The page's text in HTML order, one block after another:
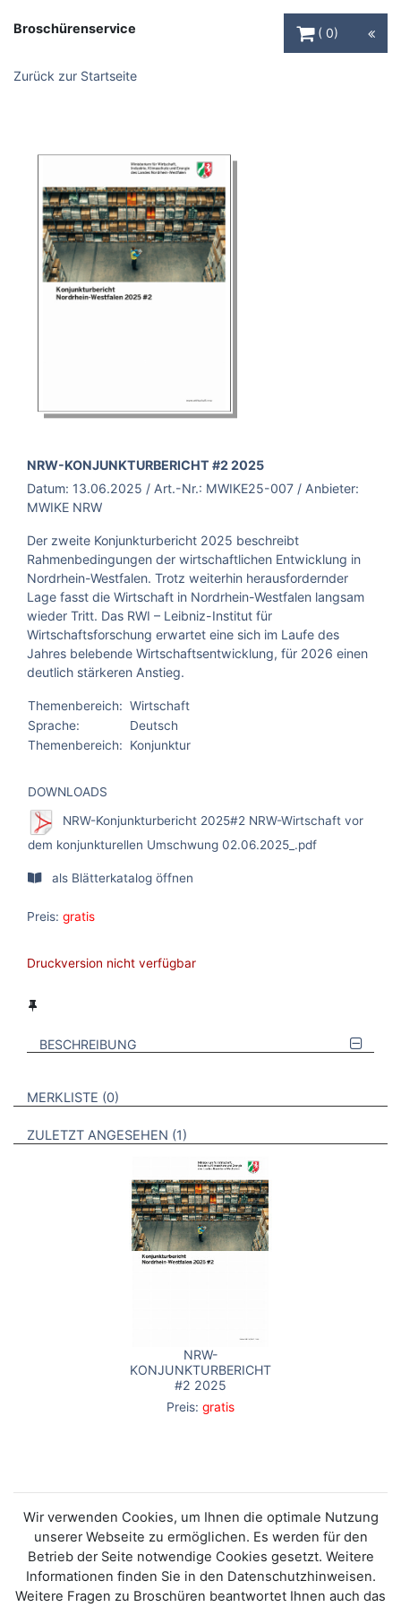
Broschürenservice
0
Zurück zur Startseite
BROSCHÜRE:
NRW-KONJUNKTURBERICHT #2 2025
Datum: 13.06.2025 / Art.-Nr.: MWIKE25-007 / Anbieter:
MWIKE NRW
Der zweite Konjunkturbericht 2025 beschreibt
Rahmenbedingungen der wirtschaftlichen Entwicklung in
Nordrhein-Westfalen. Trotz weiterhin herausfordernder
Lage fasst die Wirtschaft in Nordrhein-Westfalen langsam
wieder Tritt. Das RWI – Leibniz-Institut für
Wirtschaftsforschung erwartet eine sich im Laufe des
Jahres belebende Wirtschaftsentwicklung, für 2026 einen
deutlich stärkeren Anstieg.
Themenbereich: Wirtschaft
Sprache:
Deutsch
Themenbereich:
Konjunktur
DOWNLOADS
NRW-Konjunkturbericht 2025#2 NRW-Wirtschaft vor
dem konjunkturellen Umschwung 02.06.2025_.pdf
als Blätterkatalog öffnen
Preis: gratis
Druckversion nicht verfügbar
BESCHREIBUNG
VERWEISE AUF VERMERKTE- ODER ZULETZT ANGESEHENE
MERKLISTE 0 BROSCHÜREN
ZULETZT ANGESEHEN 1 BROSCHÜREN
NRW-
KONJUNKTURBERICHT
#2 2025
Preis: gratis
Wir verwenden Cookies, um Ihnen die optimale Nutzung
unserer Webseite zu ermöglichen. Es werden für den
Betrieb der Seite notwendige Cookies gesetzt. Weitere
Informationen finden Sie in den Datenschutzhinweisen.
Weitere Fragen zu Broschüren beantwortet Ihnen auch das